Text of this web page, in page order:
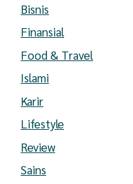
Bisnis
Finansial
Food & Travel
Islami
Karir
Lifestyle
Review
Sains